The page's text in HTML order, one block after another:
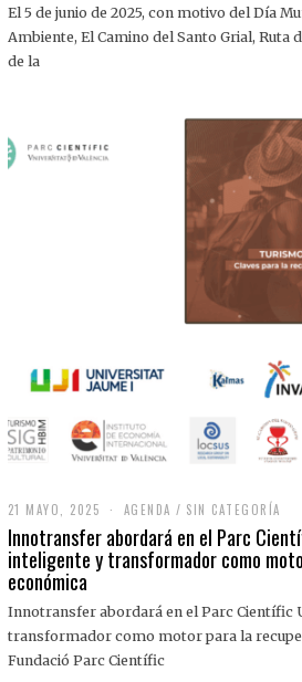
,
0
El 5 de junio de 2025, con motivo del Día
Ambiente, El Camino del Santo Grial, Ruta
de la
21 MAYO, 2025
M
A
Y
,
0
2
AGENDA / SIN CATEGORÍA
Innotransfer abordará en el Parc
inteligente y transformador como
económica
Innotransfer abordará en el Parc Científic
transformador como motor para la
Fundació Parc Científic